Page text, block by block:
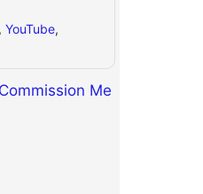
YouTube,
Me